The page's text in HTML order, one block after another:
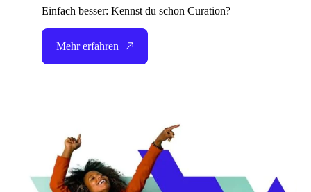
Einfach besser: Kennst du schon Curation?
Mehr erfahren